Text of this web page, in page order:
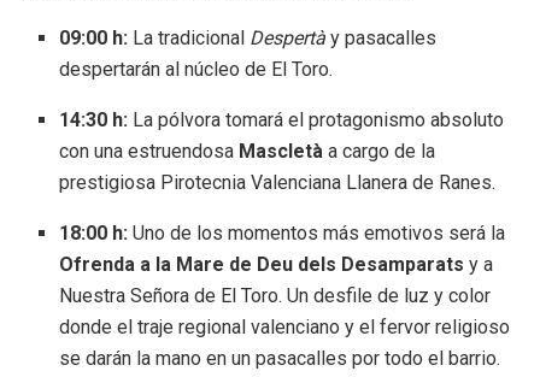
09:00 h: La tradicional Despertà y pasacalles
despertarán al núcleo de El Toro.
14:30 h: La pólvora tomará el protagonismo absoluto
con una estruendosa Mascletà a cargo de la
prestigiosa Pirotecnia Valenciana Llanera de Ranes.
18:00 h: Uno de los momentos más emotivos será la
Ofrenda a la Mare de Deu dels Desamparats y a
Nuestra Señora de El Toro. Un desfile de luz y color
donde el traje regional valenciano y el fervor religioso
se darán la mano en un pasacalles por todo el barrio.